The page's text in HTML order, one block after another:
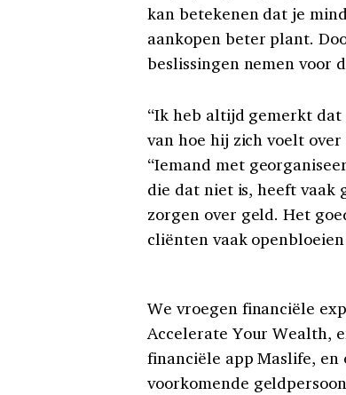
kan betekenen dat je
aankopen beter plant.
beslissingen nemen voor
“Ik heb altijd gemerkt
van hoe hij zich voelt
“Iemand met
die dat niet is, heeft vaak
zorgen over geld. Het
cliënten vaak
We vroegen financiële
Accelerate Your Wealth,
financiële app Maslife, en
voorkomende